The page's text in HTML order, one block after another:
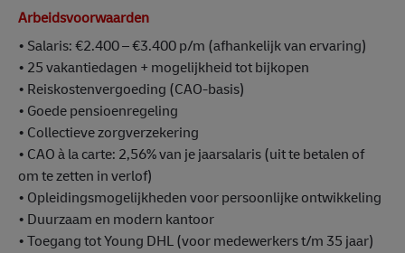
Arbeidsvoorwaarden
• Salaris: €2.400 – €3.400 p/m (afhankelijk van ervaring)
• 25 vakantiedagen + mogelijkheid tot bijkopen
• Reiskostenvergoeding (CAO-basis)
• Goede pensioenregeling
• Collectieve zorgverzekering
• CAO à la carte: 2,56% van je jaarsalaris (uit te betalen of
om te zetten in verlof)
• Opleidingsmogelijkheden voor persoonlijke ontwikkeling
• Duurzaam en modern kantoor
• Toegang tot Young DHL (voor medewerkers t/m 35 jaar)